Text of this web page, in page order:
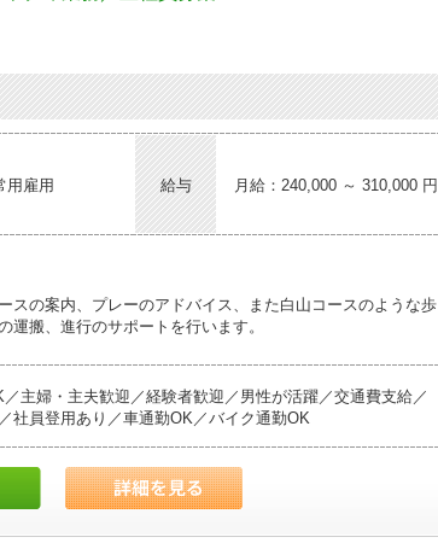
フ）午後も同様にお客様のラウンドをサポート
用雇用 給与 月給：240,000 ～ 310,000 円
スの案内、プレーのアドバイス、また白山コースのような歩
運搬、進行のサポートを行います。
約状況や組数、担当するお客様の情報を確認
ースコンディションの確認
主婦・主夫歓迎／経験者歓迎／男性が活躍／交通費支給／
社員登用あり／車通勤OK／バイク通勤OK